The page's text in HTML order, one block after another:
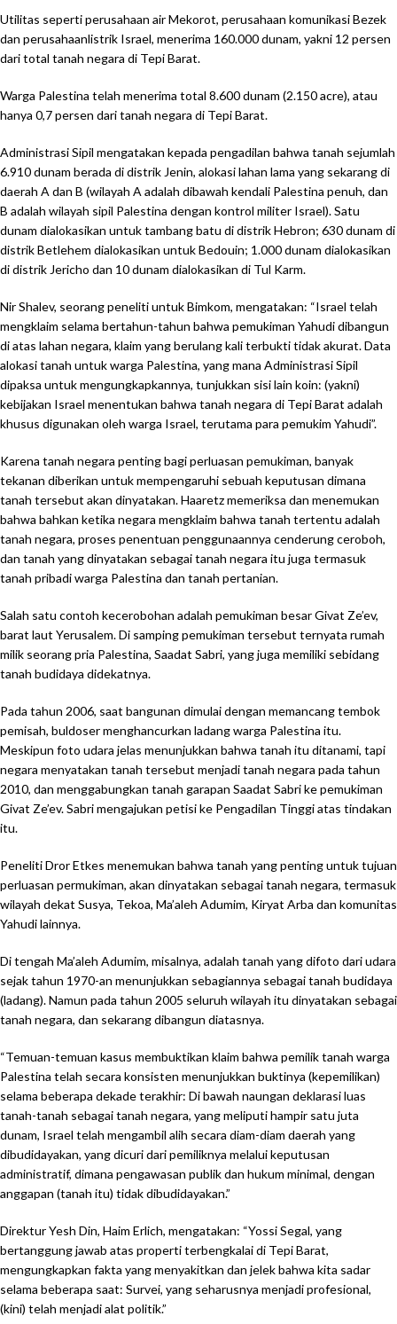
Utilitas seperti perusahaan air Mekorot, perusahaan komunikasi Bezek
dan perusahaanlistrik Israel, menerima 160.000 dunam, yakni 12 persen
dari total tanah negara di Tepi Barat.
Warga Palestina telah menerima total 8.600 dunam (2.150 acre), atau
hanya 0,7 persen dari tanah negara di Tepi Barat.
Administrasi Sipil mengatakan kepada pengadilan bahwa tanah sejumlah
6.910 dunam berada di distrik Jenin, alokasi lahan lama yang sekarang di
daerah A dan B (wilayah A adalah dibawah kendali Palestina penuh, dan
B adalah wilayah sipil Palestina dengan kontrol militer Israel). Satu
dunam dialokasikan untuk tambang batu di distrik Hebron; 630 dunam di
distrik Betlehem dialokasikan untuk Bedouin; 1.000 dunam dialokasikan
di distrik Jericho dan 10 dunam dialokasikan di Tul Karm.
Nir Shalev, seorang peneliti untuk Bimkom, mengatakan: “Israel telah
mengklaim selama bertahun-tahun bahwa pemukiman Yahudi dibangun
di atas lahan negara, klaim yang berulang kali terbukti tidak akurat. Data
alokasi tanah untuk warga Palestina, yang mana Administrasi Sipil
dipaksa untuk mengungkapkannya, tunjukkan sisi lain koin: (yakni)
kebijakan Israel menentukan bahwa tanah negara di Tepi Barat adalah
khusus digunakan oleh warga Israel, terutama para pemukim Yahudi”.
Karena tanah negara penting bagi perluasan pemukiman, banyak
tekanan diberikan untuk mempengaruhi sebuah keputusan dimana
tanah tersebut akan dinyatakan. Haaretz memeriksa dan menemukan
bahwa bahkan ketika negara mengklaim bahwa tanah tertentu adalah
tanah negara, proses penentuan penggunaannya cenderung ceroboh,
dan tanah yang dinyatakan sebagai tanah negara itu juga termasuk
tanah pribadi warga Palestina dan tanah pertanian.
Salah satu contoh kecerobohan adalah pemukiman besar Givat Ze’ev,
barat laut Yerusalem. Di samping pemukiman tersebut ternyata rumah
milik seorang pria Palestina, Saadat Sabri, yang juga memiliki sebidang
tanah budidaya didekatnya.
Pada tahun 2006, saat bangunan dimulai dengan memancang tembok
pemisah, buldoser menghancurkan ladang warga Palestina itu.
Meskipun foto udara jelas menunjukkan bahwa tanah itu ditanami, tapi
negara menyatakan tanah tersebut menjadi tanah negara pada tahun
2010, dan menggabungkan tanah garapan Saadat Sabri ke pemukiman
Givat Ze’ev. Sabri mengajukan petisi ke Pengadilan Tinggi atas tindakan
itu.
Peneliti Dror Etkes menemukan bahwa tanah yang penting untuk tujuan
perluasan permukiman, akan dinyatakan sebagai tanah negara, termasuk
wilayah dekat Susya, Tekoa, Ma’aleh Adumim, Kiryat Arba dan komunitas
Yahudi lainnya.
Di tengah Ma’aleh Adumim, misalnya, adalah tanah yang difoto dari udara
sejak tahun 1970-an menunjukkan sebagiannya sebagai tanah budidaya
(ladang). Namun pada tahun 2005 seluruh wilayah itu dinyatakan sebagai
tanah negara, dan sekarang dibangun diatasnya.
“Temuan-temuan kasus membuktikan klaim bahwa pemilik tanah warga
Palestina telah secara konsisten menunjukkan buktinya (kepemilikan)
selama beberapa dekade terakhir: Di bawah naungan deklarasi luas
tanah-tanah sebagai tanah negara, yang meliputi hampir satu juta
dunam, Israel telah mengambil alih secara diam-diam daerah yang
dibudidayakan, yang dicuri dari pemiliknya melalui keputusan
administratif, dimana pengawasan publik dan hukum minimal, dengan
anggapan (tanah itu) tidak dibudidayakan.”
Direktur Yesh Din, Haim Erlich, mengatakan: “Yossi Segal, yang
bertanggung jawab atas properti terbengkalai di Tepi Barat,
mengungkapkan fakta yang menyakitkan dan jelek bahwa kita sadar
selama beberapa saat: Survei, yang seharusnya menjadi profesional,
(kini) telah menjadi alat politik.”